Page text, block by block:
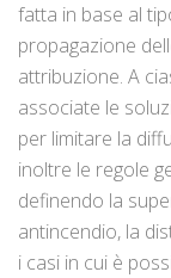
fatta in base al
propagazione
attribuzione. A
associate le
per limitare la
inoltre le regole
definendo la
antincendio, la
i casi in cui è